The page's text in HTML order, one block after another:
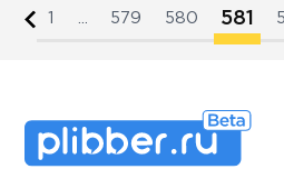
579 580 581